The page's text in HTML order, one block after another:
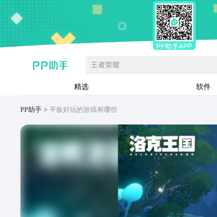
王者荣耀
精选 软件
PP助手 平板好玩的游戏有哪些